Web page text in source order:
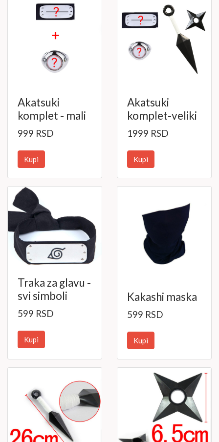
Akatsuki
komplet - mali
999 RSD
Kupi
Akatsuki
komplet-veliki
1999 RSD
Kupi
Traka za glavu -
svi simboli
599 RSD
Kupi
Kakashi maska
599 RSD
Kupi